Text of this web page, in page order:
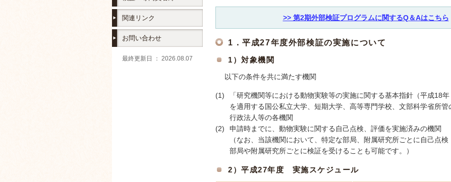
関連リンク
お問い合わせ
最終更新日 ： 2026.08.07
>> 第2期外部検証プログラムに関するQ＆Aはこちら
1．平成27年度外部検証の実施について
1）対象機関
以下の条件を共に満たす機関
(1)
「研究機関等における動物実験等の実施に関する基本指針（平成18
を適用する国公私立大学、短期大学、高等専門学校、文部科学省所
行政法人等の各機関
(2)
申請時までに、動物実験に関する自己点検、評価を実施済みの機関
（なお、当該機関において、特定な部局、附属研究所ごとに自己点検
部局や附属研究所ごとに検証を受けることも可能です。）
2）平成27年度 実施スケジュール